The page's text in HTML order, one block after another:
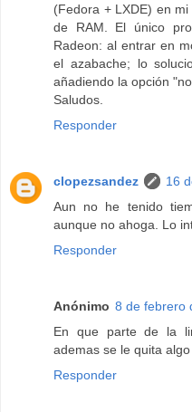
(Fedora + LXDE) en
de RAM. El único
Radeon: al entrar en
el azabache; lo
añadiendo la opción
Saludos.
Responder
clopezsandez
16
Aun no he tenido
aunque no ahoga. Lo
Responder
Anónimo 8 de febrero
En que parte de la
ademas se le quita algo
Responder